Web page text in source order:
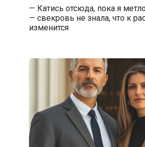
— Катись отсюда, пока я
— свекровь не знала, что к
изменится